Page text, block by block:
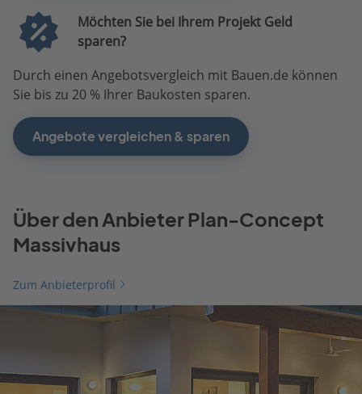
Möchten Sie bei Ihrem Projekt Geld
sparen?
Durch einen Angebotsvergleich mit Bauen.de können
Sie bis zu 20 % Ihrer Baukosten sparen.
Angebote vergleichen & sparen
Über den Anbieter Plan-Concept
Massivhaus
Zum Anbieterprofil